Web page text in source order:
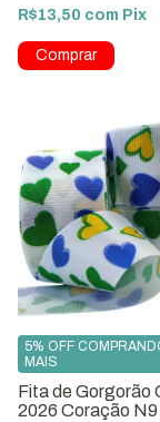
R$13,50 com Pix
Fita de Gorgorão
2026 Coração N9
5% OFF
MAIS